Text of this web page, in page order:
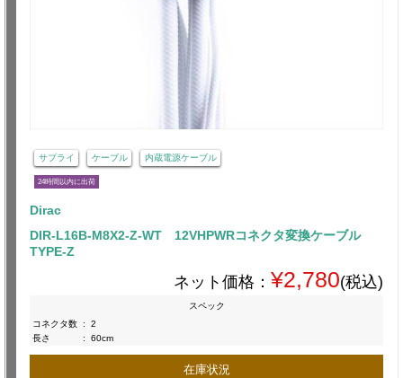
サプライ ケーブル 内蔵電源ケーブル
24時間以内に出荷
Dirac
DIR-L16B-M8X2-Z-WT 12VHPWRコネクタ変換ケーブル
TYPE-Z
ネット価格： ¥2,780(税込)
スペック
コネクタ数 :
2
長さ
: 60cm
在庫状況